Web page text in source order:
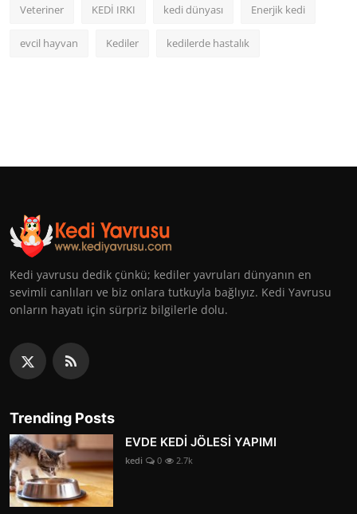
Veteriner KEDİ IRKI kedi dünyası Enerjik kedi
evcil hayvan Kediler kedilerde hastalık
Kedi yavrusu dedik çünkü; kediler yavruları dünyanın en
sevimli canlıları ve biz onlara tutkuyla bağlıyız. Kedi Yavrusu
onların hayatı için sürpriz bilgilerle dolu.
Trending Posts
EVDE KEDİ JÖLESİ YAPIMI
kedi 0 2.7k